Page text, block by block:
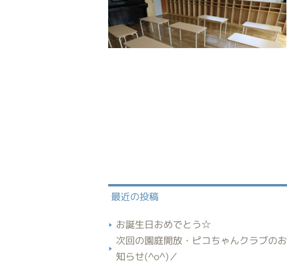
最近の投稿
お誕生日おめでとう☆
次回の園庭開放・ピコちゃんクラブのお
知らせ(^o^)／